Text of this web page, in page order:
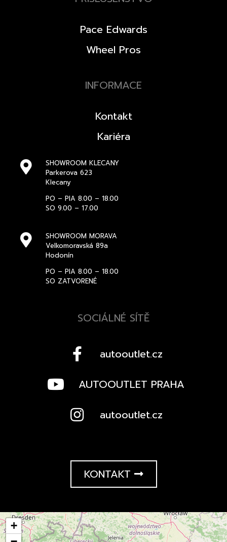
Pace Edwards
Wheel Pros
INFORMACE
Kontakt
Kariéra
SHOWROOM KLECANY
Parkerova 623
Klecany
PO – PIA 8.00 – 18.00
SO 9.00 – 17.00
SHOWROOM MORAVA
Velkomoravská 89a
Hodonín
PO – PIA 8.00 – 18.00
SO ZATVORENÉ
SOCIÁLNÉ SÍTĚ
autooutlet.cz
AUTOOUTLET PRAHA
autooutlet.cz
KONTAKT
+